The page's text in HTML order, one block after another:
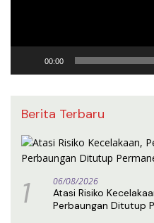
00:00
Berita Terbaru
1 06/08/2026
Atasi Risiko
Perbaungan Ditutup